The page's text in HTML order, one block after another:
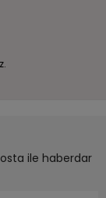
ile haberdar